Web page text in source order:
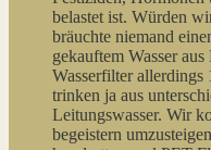
belastet ist. Würden
bräuchte niemand
gekauftem Wasser
Wasserfilter
trinken ja aus
Leitungswasser. Wir
begeistern